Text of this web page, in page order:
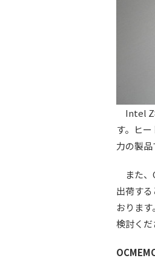
Intel
す。ヒ
力の製品
また、
出荷す
おりま
検討くだ